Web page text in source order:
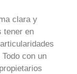
clara y
tener en
con un